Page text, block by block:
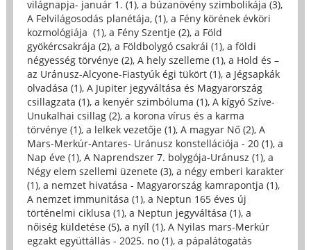
világnapja- január 1. (1), a búzanövény szimbolikája (3),
A Felvilágosodás planétája, (1), a Fény körének évköri
kozmológiája (1), a Fény Szentje (2), a Föld
gyökércsakrája (2), a Földbolygó csakrái (1), a földi
négyesség törvénye (2), A hely szelleme (1), a Hold és –
az Uránusz-Alcyone-Fiastyúk égi tükört (1), a Jégsapkák
olvadása (1), A Jupiter jegyváltása és Magyarország
csillagzata (1), a kenyér szimbóluma (1), A kígyó Szíve-
Unukalhai csillag (2), a korona vírus és a karma
törvénye (1), a lelkek vezetője (1), A magyar Nő (2), A
Mars-Merkúr-Antares- Uránusz konstellációja - 20 (1), a
Nap éve (1), A Naprendszer 7. bolygója-Uránusz (1), a
Négy elem szellemi üzenete (3), a négy emberi karakter
(1), a nemzet hivatása - Magyarország kamrapontja (1),
A nemzet immunitása (1), a Neptun 165 éves új
történelmi ciklusa (1), a Neptun jegyváltása (1), a
nőiség küldetése (5), a nyíl (1), A Nyilas mars-Merkúr
egzakt együttállás - 2025. no (1), a pápalátogatás